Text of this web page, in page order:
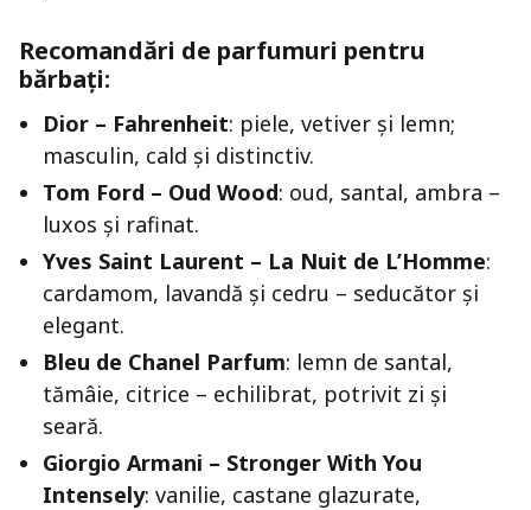
Recomandări de parfumuri pentru
bărbați:
Dior – Fahrenheit: piele, vetiver și lemn;
masculin, cald și distinctiv.
Tom Ford – Oud Wood: oud, santal, ambra –
luxos și rafinat.
Yves Saint Laurent – La Nuit de L’Homme:
cardamom, lavandă și cedru – seducător și
elegant.
Bleu de Chanel Parfum: lemn de santal,
tămâie, citrice – echilibrat, potrivit zi și
seară.
Giorgio Armani – Stronger With You
Intensely: vanilie, castane glazurate,